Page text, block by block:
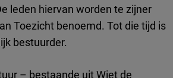
leden hiervan worden te zijner
Toezicht benoemd. Tot die tijd is
bestuurder.
– bestaande uitWiet de